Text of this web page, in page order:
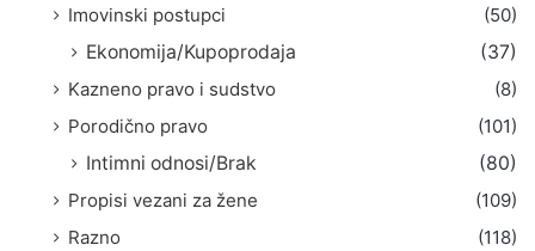
Imovinski postupci
(50)
Ekonomija/Kupoprodaja
(37)
Kazneno pravo i sudstvo
(8)
Porodično pravo
(101)
Intimni odnosi/Brak
(80)
Propisi vezani za žene
(109)
Razno
(118)